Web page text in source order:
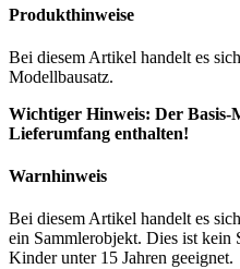
Produkthinweise
Bei diesem Artikel handelt es
Modellbausatz.
Wichtiger Hinweis: Der Basis-
Lieferumfang enthalten!
Warnhinweis
Bei diesem Artikel handelt es
ein Sammlerobjekt. Dies ist kein
Kinder unter 15 Jahren geeignet.